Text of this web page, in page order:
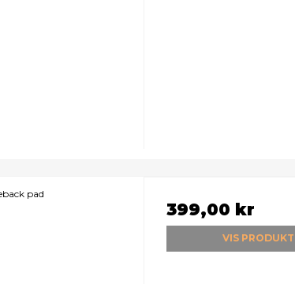
pad
399,00 kr
VIS PRODUKT